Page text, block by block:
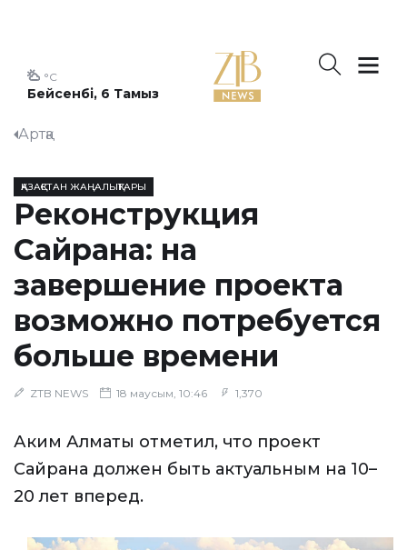
Бейсенбі, 6 Тамыз
°C
Артқа
ҚАЗАҚСТАН ЖАҢАЛЫҚТАРЫ
Реконструкция
Сайрана: на
завершение проекта
возможно потребуется
больше времени
ZTB NEWS 18 маусым, 10:46 1,370
Аким Алматы отметил, что проект
Сайрана должен быть актуальным на 10–
20 лет вперед.